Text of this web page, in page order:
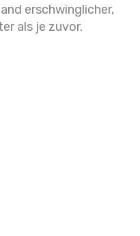
erschwinglicher,
als je zuvor.